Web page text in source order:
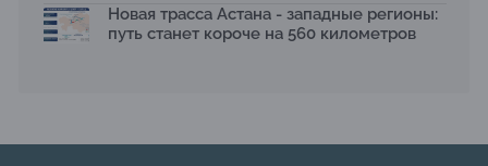
сильных дождей в горах Алматы
02.07.2026
На слушаниях по корректировке СЭО Генплана
Новая трасса Астана - западные регионы:
путь станет короче на 560 километров